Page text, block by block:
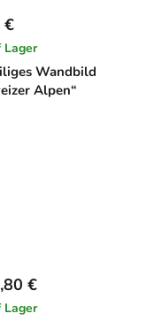
Wandbild
Alpen“
€
Lager
€
Lager